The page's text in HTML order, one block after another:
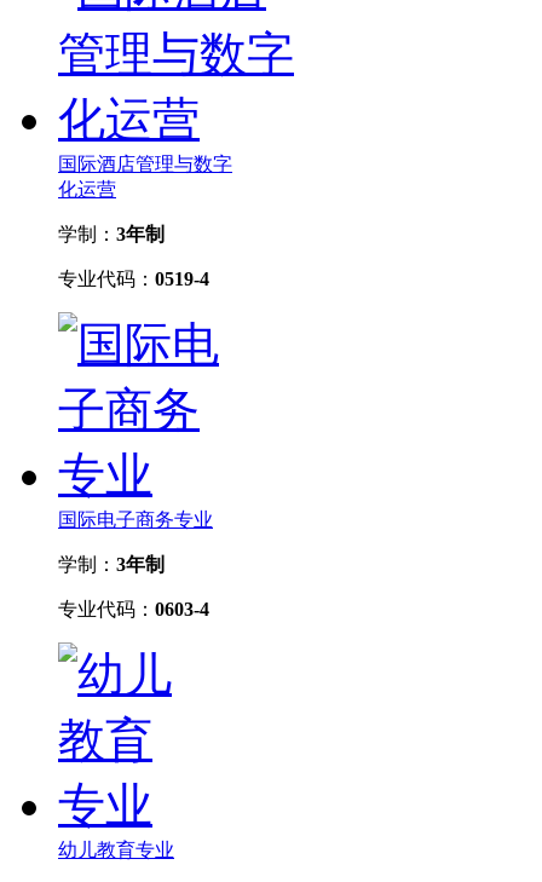
国际酒店管理与数字
化运营
学制： 3年制
专业代码： 0519-4
国际电子商务专业
学制： 3年制
专业代码： 0603-4
幼儿教育专业